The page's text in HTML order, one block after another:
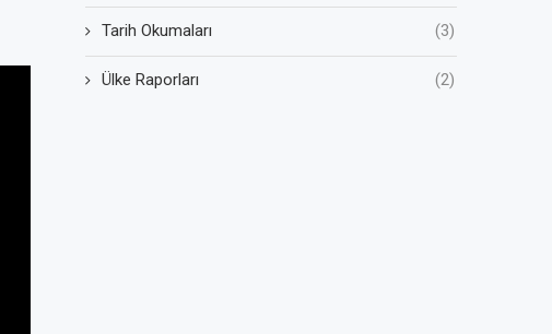
Tarih Okumaları (3)
Ülke Raporları (2)